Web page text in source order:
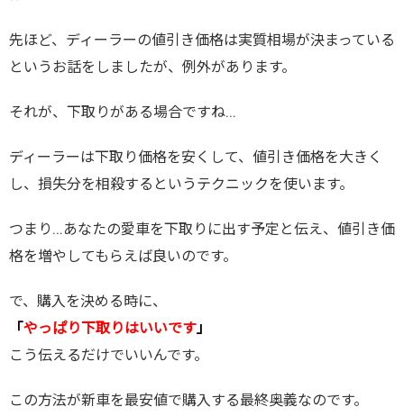
先ほど、ディーラーの値引き価格は実質相場が決まっている
というお話をしましたが、例外があります。
それが、下取りがある場合ですね…
ディーラーは下取り価格を安くして、値引き価格を大きく
し、損失分を相殺するというテクニックを使います。
つまり…あなたの愛車を下取りに出す予定と伝え、値引き価
格を増やしてもらえば良いのです。
で、購入を決める時に、
「 やっぱり下取りはいいです 」
こう伝えるだけでいいんです。
この方法が新車を最安値で購入する最終奥義なのです。